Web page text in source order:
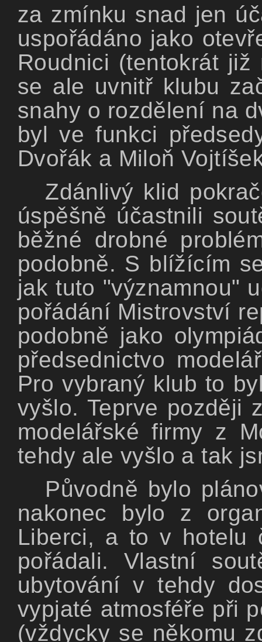
za zmínku snad jen
uspořádáno jako
Roudnici (tentokrát
se ale uvnitř klubu
snahy o rozdělení na
byl ve funkci
Dvořák a Miloň
Zdánlivý klid
úspěšně účastnili
běžné drobné
podobně. S blížícím
jak tuto "významnou"
pořádání Mistrovství
podobně jako
předsednictvo
Pro vybraný klub to
vyšlo. Teprve později
modelářské firmy z
tehdy ale vyšlo a tak
Původně bylo
nakonec bylo z
Liberci, a to v hotelu
pořádali. Vlastní
ubytování v tehdy
vypjaté atmosféře při
(vždycky se někomu